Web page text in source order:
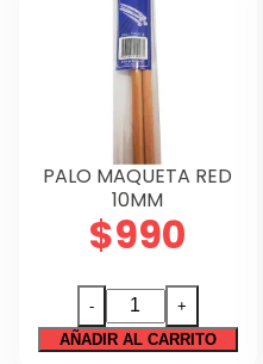
Sin categorizar
PALO MAQUETA RED
10MM
$990
-
PALO
MAQUETA
+
AÑADIR AL CARRITO